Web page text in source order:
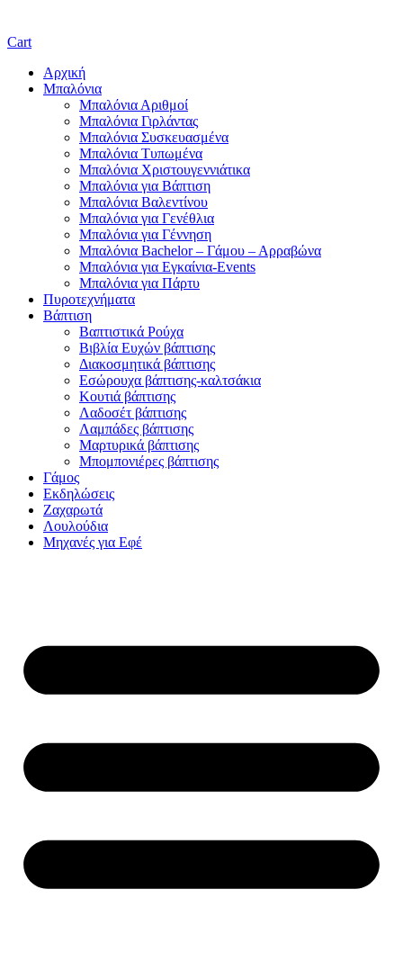
Cart
Αρχική
Μπαλόνια
Μπαλόνια Αριθμοί
Μπαλόνια Γιρλάντας
Μπαλόνια Συσκευασμένα
Μπαλόνια Τυπωμένα
Μπαλόνια Χριστουγεννιάτικα
Μπαλόνια για Βάπτιση
Μπαλόνια Βαλεντίνου
Μπαλόνια για Γενέθλια
Μπαλόνια για Γέννηση
Μπαλόνια Bachelor – Γάμου – Αρραβώνα
Μπαλόνια για Εγκαίνια-Events
Μπαλόνια για Πάρτυ
Πυροτεχνήματα
Βάπτιση
Βαπτιστικά Ρούχα
Βιβλία Ευχών βάπτισης
Διακοσμητικά βάπτισης
Εσώρουχα βάπτισης-καλτσάκια
Κουτιά βάπτισης
Λαδοσέτ βάπτισης
Λαμπάδες βάπτισης
Μαρτυρικά βάπτισης
Μπομπονιέρες βάπτισης
Γάμος
Εκδηλώσεις
Ζαχαρωτά
Λουλούδια
Μηχανές για Εφέ